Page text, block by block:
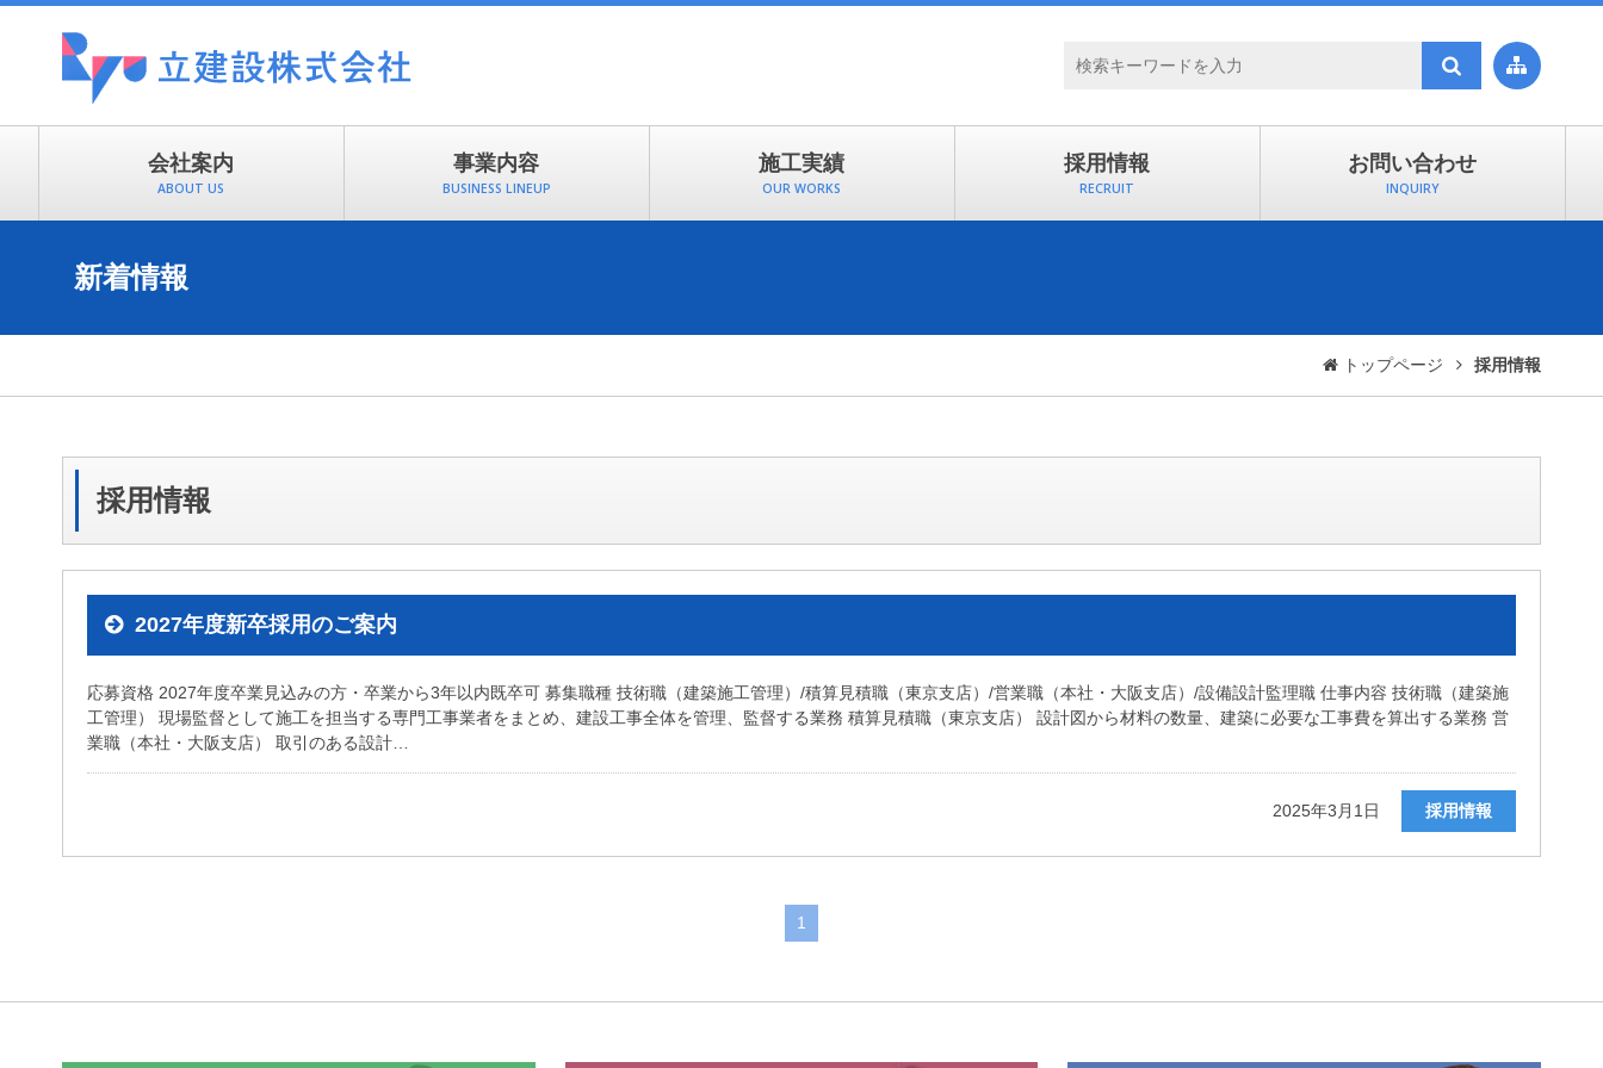

会社案内
ABOUT US
事業内容
BUSINESS LINEUP
施工実績
OUR WORKS
採用情報
RECRUIT
お問い合わせ
INQUIRY
新着情報
トップページ 採用情報
採用情報
2027年度新卒採用のご案内
応募資格 2027年度卒業見込みの方・卒業から3年以内既卒可 募集職種 技術職（建築施工管理）/積算見積職（東京支店）/営業職（本社・大阪支店）/設備設計監理職 仕事内容 技術職（建築施
工管理） 現場監督として施工を担当する専門工事業者をまとめ、建設工事全体を管理、監督する業務 積算見積職（東京支店） 設計図から材料の数量、建築に必要な工事費を算出する業務 営
業職（本社・大阪支店） 取引のある設計…
2025年3月1日 採用情報
1